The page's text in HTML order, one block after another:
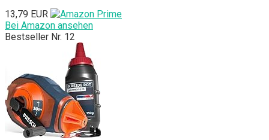
13,79 EUR
Bei Amazon ansehen
Bestseller Nr. 12